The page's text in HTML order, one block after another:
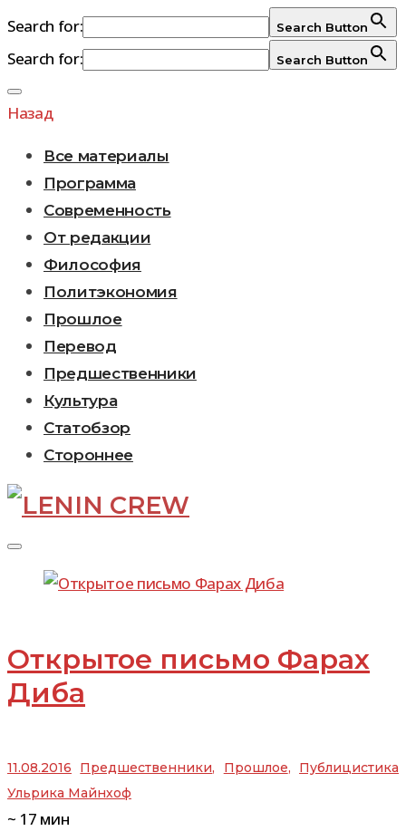
Search for: Search Button
Search for: Search Button
Перейти
к
Назад
Все материалы
Программа
Современность
От редакции
Философия
Политэкономия
Прошлое
Перевод
Предшественники
Культура
Статобзор
Стороннее
Метка:
Майнхоф
Открытое письмо Фарах
Диба
11.08.2016 Предшественники, Прошлое, Публицистика
Ульрика Майнхоф
~ 17 мин